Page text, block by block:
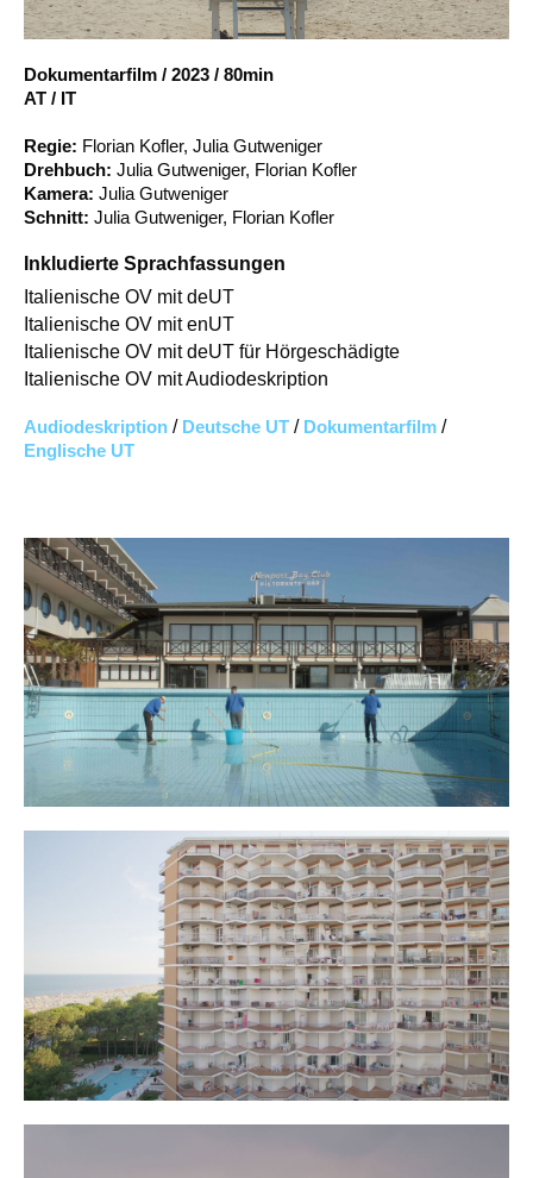
Account
Dokumentarfilm / 2023 / 80min
AT / IT
Regie: Florian Kofler, Julia Gutweniger
Drehbuch: Julia Gutweniger, Florian Kofler
Kamera: Julia Gutweniger
Schnitt: Julia Gutweniger, Florian Kofler
Inkludierte Sprachfassungen
Italienische OV mit deUT
Italienische OV mit enUT
Italienische OV mit deUT für Hörgeschädigte
Italienische OV mit Audiodeskription
Audiodeskription / Deutsche UT / Dokumentarfilm /
Englische UT